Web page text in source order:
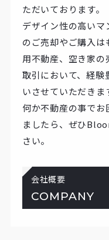
ただいております。
デザイン性の高い
のご売却やご購入
用不動産、空き家
取引において、経験
いさせていただきま
何か不動産の事でお
ましたら、ぜひ
さい。
会社概要
COMPANY